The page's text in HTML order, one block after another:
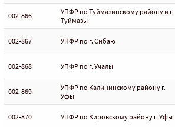
002-866
УПФР по Туймазинскому району и г.
Туймазы
002-867 УПФР по г. Сибаю
002-868 УПФР по г. Учалы
002-869
УПФР по Калининскому району г.
Уфы
002-870 УПФР по Кировскому району г. Уфы